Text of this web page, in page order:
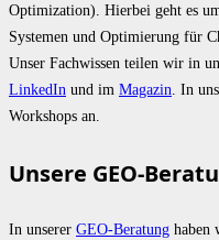
Optimization). Hierbei geht es
Systemen und Optimierung für
Unser Fachwissen teilen wir in
LinkedIn und im Magazin. In
Workshops an.
Unsere GEO-
In unserer GEO-Beratung haben